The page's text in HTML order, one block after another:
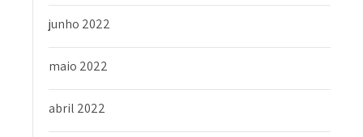
junho 2022
maio 2022
abril 2022